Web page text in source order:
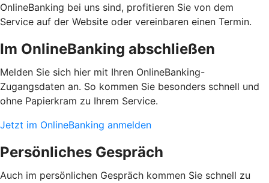
OnlineBanking bei uns sind, profitieren Sie von dem
Service auf der Website oder vereinbaren einen Termin.
Im OnlineBanking abschließen
Melden Sie sich hier mit Ihren OnlineBanking-
Zugangsdaten an. So kommen Sie besonders schnell und
ohne Papierkram zu Ihrem Service.
Jetzt im OnlineBanking anmelden
Persönliches Gespräch
Auch im persönlichen Gespräch kommen Sie schnell zu